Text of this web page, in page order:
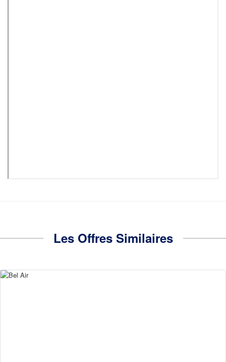
Les Offres Similaires